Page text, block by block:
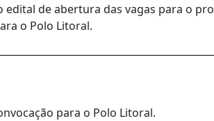
de abertura das vagas para o
o Polo Litoral.
para o Polo Litoral.